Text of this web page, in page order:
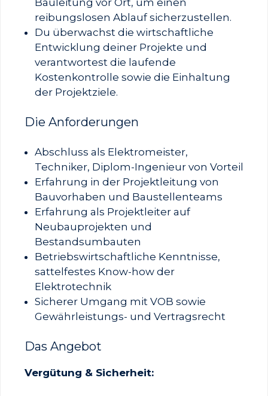
reibungslosen Ablauf sicherzustellen.
Du überwachst die wirtschaftliche
Entwicklung deiner Projekte und
verantwortest die laufende
Kostenkontrolle sowie die Einhaltung
der Projektziele.
Die Anforderungen
Abschluss als Elektromeister,
Techniker, Diplom-Ingenieur von Vorteil
Erfahrung in der Projektleitung von
Bauvorhaben und Baustellenteams
Erfahrung als Projektleiter auf
Neubauprojekten und
Bestandsumbauten
Betriebswirtschaftliche Kenntnisse,
sattelfestes Know-how der
Elektrotechnik
Sicherer Umgang mit VOB sowie
Gewährleistungs- und Vertragsrecht
Das Angebot
Vergütung & Sicherheit: